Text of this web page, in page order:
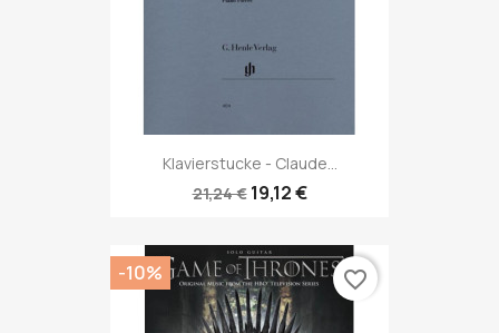
Klavierstucke - Claude...
21,24 € 19,12 €
-10% favorite_border